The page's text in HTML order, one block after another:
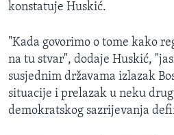
konstatuje Huskić.
"Kada govorimo o tome kako
na tu stvar", dodaje Huskić,
susjednim državama izlazak
situacije i prelazak u neku
demokratskog sazrijevanja